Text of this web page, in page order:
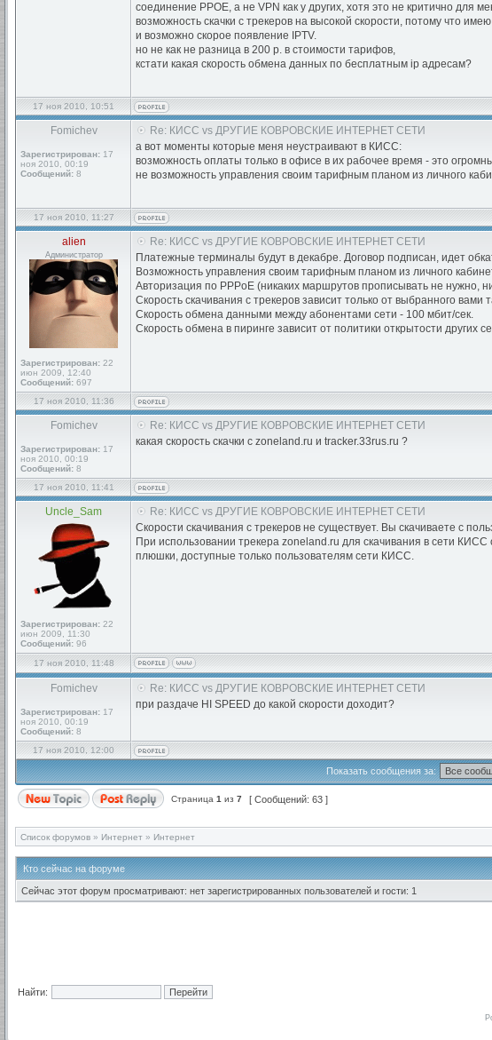
соединение PPOE, а не VPN как у других, хотя это не критично для
возможность скачки с трекеров на высокой скорости, потому что
и возможно скорое появление IPTV.
но не как не разница в 200 р. в стоимости тарифов,
кстати какая скорость обмена данных по бесплатным ip адресам?
17 ноя 2010, 10:51
Fomichev
Зарегистрирован: 17
ноя 2010, 00:19
Сообщений: 8
Re: КИСС vs ДРУГИЕ КОВРОВСКИЕ ИНТЕРНЕТ СЕТИ
а вот моменты которые меня неустраивают в КИСС:
возможность оплаты только в офисе в их рабочее время - это
не возможность управления своим тарифным планом из личного
17 ноя 2010, 11:27
alien
Администратор
Зарегистрирован: 22
июн 2009, 12:40
Сообщений: 697
Re: КИСС vs ДРУГИЕ КОВРОВСКИЕ ИНТЕРНЕТ СЕТИ
Платежные терминалы будут в декабре. Договор подписан, идет
Возможность управления своим тарифным планом из личного
Авторизация по PPPoE (никаких маршрутов прописывать не нужно,
Скорость скачивания с трекеров зависит только от выбранного вами
Скорость обмена данными между абонентами сети - 100 мбит/сек.
Скорость обмена в пиринге зависит от политики открытости
17 ноя 2010, 11:36
Fomichev
Зарегистрирован: 17
ноя 2010, 00:19
Сообщений: 8
Re: КИСС vs ДРУГИЕ КОВРОВСКИЕ ИНТЕРНЕТ СЕТИ
какая скорость скачки с zoneland.ru и tracker.33rus.ru ?
17 ноя 2010, 11:41
Uncle_Sam
Зарегистрирован: 22
июн 2009, 11:30
Сообщений: 96
Re: КИСС vs ДРУГИЕ КОВРОВСКИЕ ИНТЕРНЕТ СЕТИ
Скорости скачивания с трекеров не существует. Вы скачиваете с
При использовании трекера zoneland.ru для скачивания в сети КИСС
плюшки, доступные только пользователям сети КИСС.
17 ноя 2010, 11:48
Fomichev
Зарегистрирован: 17
ноя 2010, 00:19
Сообщений: 8
Re: КИСС vs ДРУГИЕ КОВРОВСКИЕ ИНТЕРНЕТ СЕТИ
при раздаче HI SPEED до какой скорости доходит?
17 ноя 2010, 12:00
Показать сообщения за:
Страница 1 из 7 [ Сообщений: 63 ]
Список форумов » Интернет » Интернет
Кто сейчас на форуме
Сейчас этот форум просматривают: нет зарегистрированных пользователей и гости: 1
Найти: